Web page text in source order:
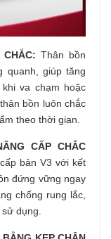
Thân bồn
quanh, giúp tăng
va chạm hoặc
bồn luôn chắc
theo thời gian.
CẤP CHẮC
bản V3 với kết
đứng vững ngay
chống rung lắc,
dụng.